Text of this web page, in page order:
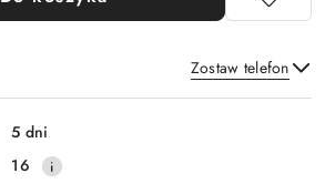
Zostaw telefon
Wyślij
5 dni
16